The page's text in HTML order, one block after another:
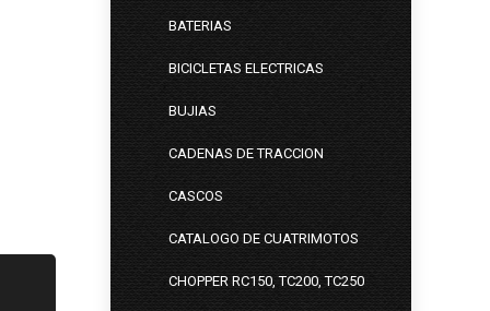
BATERIAS
BICICLETAS ELECTRICAS
BUJIAS
CADENAS DE TRACCION
CASCOS
CATALOGO DE CUATRIMOTOS
CHOPPER RC150, TC200, TC250